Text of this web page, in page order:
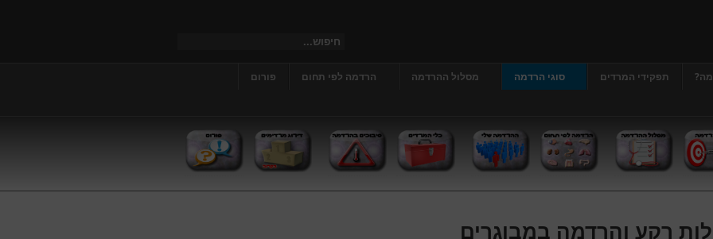
תפקידי המרדים סוגי הרדמה מסלול ההרדמה הרדמה לפי תחום
פורום
רקע והרדמה במבוגרים